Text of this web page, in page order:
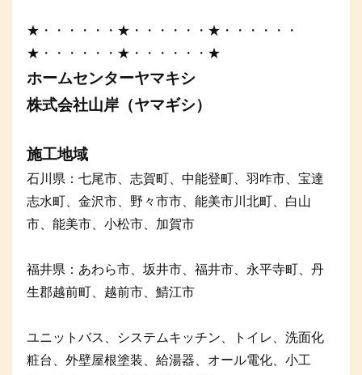
★・・・・・・★・・・・・・★・・・・・・
★・・・・・・★・・・・・・★
ホームセンターヤマキシ
株式会社山岸（ヤマギシ）
施工地域
石川県：七尾市、志賀町、中能登町、羽咋市、宝達
志水町、金沢市、野々市市、能美市川北町、白山
市、能美市、小松市、加賀市
福井県：あわら市、坂井市、福井市、永平寺町、丹
生郡越前町、越前市、鯖江市
ユニットバス、システムキッチン、トイレ、洗面化
粧台、外壁屋根塗装、給湯器、オール電化、小工